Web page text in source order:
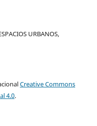
URBANOS,
Creative Commons
4.0.